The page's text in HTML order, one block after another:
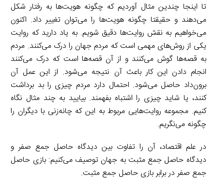
تا اینجا چندین مثال آوردیم که چگونه هویت‌ها به رفتار شکل
می‌دهند و حقیقتا چگونه هویت‌ها را می‌توان تغییر داد. اکنون
می‌خواهیم به نقش روایت‌ها دقیق شویم. به یاد دارید که روایت
یکی از روش‌های مهمی است که مردم جهان را درک می‌کنند. مردم
به قصه‌ها گوش می‌کنند و از آن قصه‌ها است که درک می‌کنند
انجام دادن این کار باعث آن نتیجه می‌شود. از این عمل آن
برون‌داد حاصل می‌شود. احتمال دارد مردم چیزی را بد برداشت
کنند، یا شاید چیزی را اشتباه بفهمند. بیایید به چند مثال نگاه
کنیم. مجموعه روایت‌هایی مربوط به این که چانه‌زنی با دیگران را
چگونه می‌نگریم.
در علم اقتصاد، آن را تفاوت بین دیدگاه حاصل جمع صفر و
دیدگاه حاصل جمع مثبت به جهان توصیف می‌کنیم: بازی حاصل
جمع صفر در برابر بازی حاصل جمع مثبت.